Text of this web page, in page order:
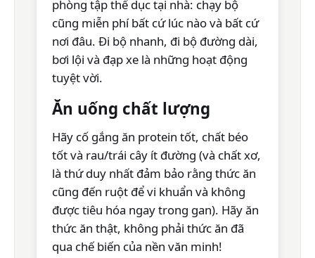
phòng tập thể dục tại nhà: chạy bộ
cũng miễn phí bất cứ lúc nào và bất cứ
nơi đâu. Đi bộ nhanh, đi bộ đường dài,
bơi lội và đạp xe là những hoạt động
tuyệt vời.
Ăn uống chất lượng
Hãy cố gắng ăn protein tốt, chất béo
tốt và rau/trái cây ít đường (và chất xơ,
là thứ duy nhất đảm bảo rằng thức ăn
cũng đến ruột để vi khuẩn và không
được tiêu hóa ngay trong gan). Hãy ăn
thức ăn thật, không phải thức ăn đã
qua chế biến của nền văn minh!